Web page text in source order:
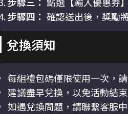
步驟四： 確認送出後，獎勵
兌換須知
每組禮包碼僅限使用一次，
建議盡早兌換，以免活動結束
如遇兌換問題，請聯繫客服